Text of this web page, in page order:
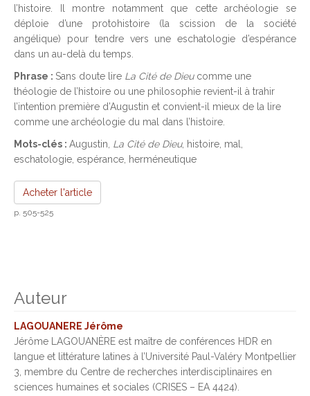
l’histoire. Il montre notamment que cette archéologie se
déploie d’une protohistoire (la scission de la société
angélique) pour tendre vers une eschatologie d’espérance
dans un au-delà du temps.
Phrase : Sans doute lire La Cité de Dieucomme une
théologie de l’histoire ou une philosophie revient-il à trahir
l’intention première d’Augustin et convient-il mieux de la lire
comme une archéologie du mal dans l’histoire.
Mots-clés : Augustin, La Cité de Dieu, histoire, mal,
eschatologie, espérance, herméneutique
Acheter l'article
p. 505-525
Auteur
LAGOUANERE Jérôme
Jérôme LAGOUANÈRE est maître de conférences HDR en
langue et littérature latines à l’Université Paul-Valéry Montpellier
3, membre du Centre de recherches interdisciplinaires en
sciences humaines et sociales (CRISES – EA 4424).